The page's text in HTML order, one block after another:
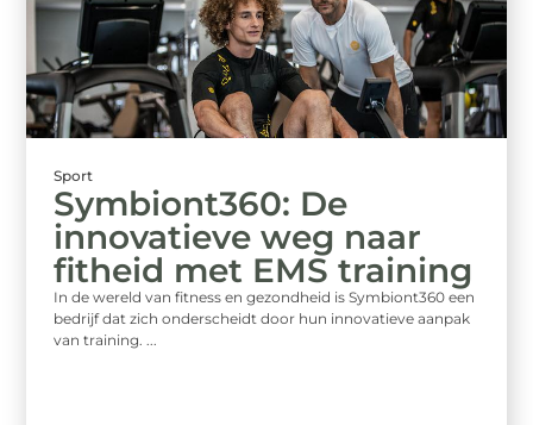
Sport
Symbiont360: De
innovatieve weg naar
fitheid met EMS training
In de wereld van fitness en gezondheid is Symbiont360 een
bedrijf dat zich onderscheidt door hun innovatieve aanpak
van training. ...